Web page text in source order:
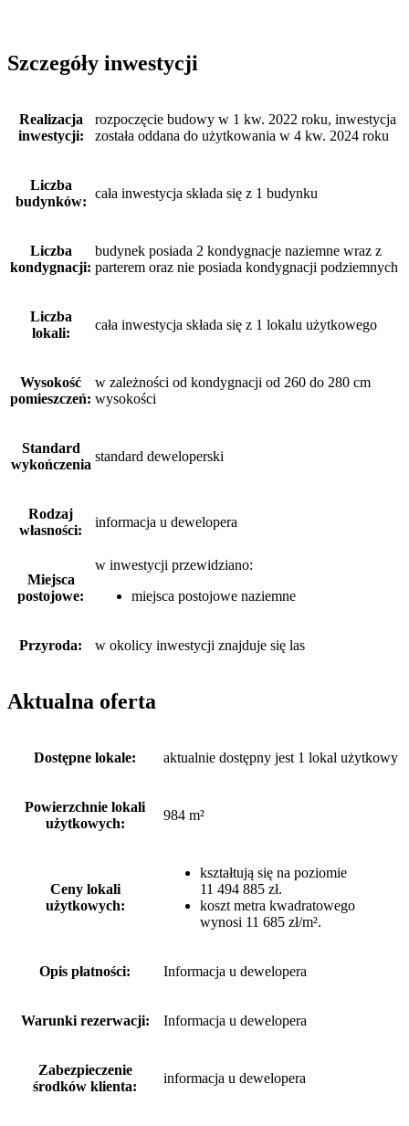
Szczegóły inwestycji
Realizacja
inwestycji:
rozpoczęcie budowy w 1 kw. 2022 roku, inwestycja
została oddana do użytkowania w 4 kw. 2024 roku
Liczba
budynków:
cała inwestycja składa się z 1 budynku
Liczba
kondygnacji:
budynek posiada 2 kondygnacje naziemne wraz z
parterem oraz nie posiada kondygnacji podziemnych
Liczba
lokali:
cała inwestycja składa się z 1 lokalu użytkowego
Wysokość
pomieszczeń:
w zależności od kondygnacji od 260 do 280 cm
wysokości
Standard
wykończenia
standard deweloperski
Rodzaj
własności:
informacja u dewelopera
Miejsca
postojowe:
w inwestycji przewidziano:
miejsca postojowe naziemne
Przyroda: w okolicy inwestycji znajduje się las
Aktualna oferta
Dostępne lokale: aktualnie dostępny jest 1 lokal użytkowy
Powierzchnie lokali
użytkowych:
984 m²
Ceny lokali
użytkowych:
kształtują się na poziomie
11 494 885 zł.
koszt metra kwadratowego
wynosi 11 685 zł/m².
Opis płatności: Informacja u dewelopera
Warunki rezerwacji: Informacja u dewelopera
Zabezpieczenie
środków klienta:
informacja u dewelopera